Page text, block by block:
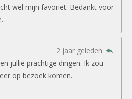
wel mijn favoriet. Bedankt voor
2 jaar geleden
jullie prachtige dingen. Ik zou
op bezoek komen.